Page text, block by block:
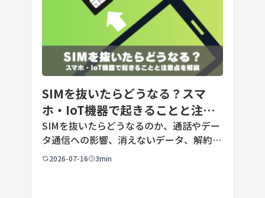
SIMを抜いたらどうなる？スマ
ホ・IoT機器で起きることと注意
点を解説
SIMを抜いたらどうなるのか、通話やデー
タ通信への影響、消えないデータ、解約や
端末譲渡時の注意点を整理。さらに法人・
2026-07-16 3min